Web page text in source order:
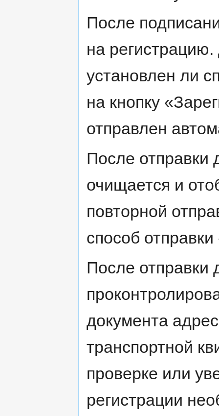
После
на
установлен ли
на кнопку
отправлен
После отправки
очищается и
повторной
способ
После отправки
документа
транспортной
проверке или
регистрации